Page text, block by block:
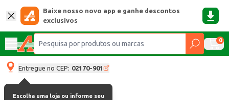
Baixe nosso novo app e ganhe descontos
exclusivos
0
Entregue no CEP: 02170-901
Escolha uma loja ou informe seu